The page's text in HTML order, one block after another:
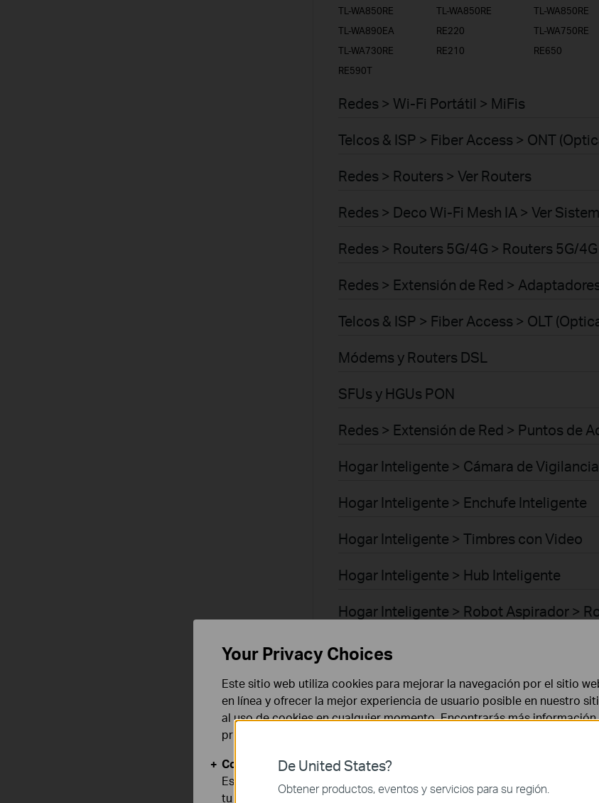
TL-WA850RE
TL-WA850RE TL-WA850RE
TL-WA890EA
RE220 TL-WA750RE
TL-WA730RE
RE210 RE650
RE590T
Redes > Wi-Fi Portátil > MiFis
Telcos & ISP > Fiber Access > ONT
Redes > Routers > Ver Routers
Redes > Deco Wi-Fi Mesh IA > Ver
Redes > Routers 5G/4G > Routers 5G/4G
Redes > Extensión de Red >
Telcos & ISP > Fiber Access > OLT
Módems y Routers DSL
SFUs y HGUs PON
Redes > Extensión de Red > Puntos de
Hogar Inteligente > Cámara de Vigilancia
Hogar Inteligente > Enchufe Inteligente
Hogar Inteligente > Timbres con Video
Hogar Inteligente > Hub Inteligente
Hogar Inteligente > Robot Aspirador >
Empresas > Omada > Puntos de Acceso
Empresas > Omada > Puntos de Acceso
Empresas > Omada > Puntos de Acceso
Empresas > Omada > Puntos de Acceso
Empresas > Omada > Switches > Campus
De United States?
Obtener productos, eventos y servicios para su región.
Your Privacy Choices
Este sitio web utiliza cookies para mejorar la navegación por el sitio
en línea y ofrecer la mejor experiencia de usuario posible en nuestro
al uso de cookies en cualquier momento. Encontrarás más
privacidad
Cookies Básicas
Estas cookies son necesarias para el funcionamiento del sitio web y
tu sistema.